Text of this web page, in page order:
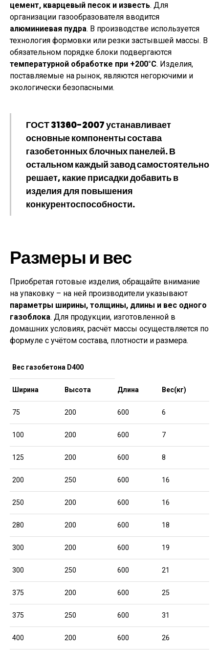
цемент, кварцевый песок и известь. Для
организации газообразователя вводится
алюминиевая пудра. В производстве используется
технология формовки или резки застывшей массы. В
обязательном порядке блоки подвергаются
температурной обработке при +200°С. Изделия,
поставляемые на рынок, являются негорючими и
экологически безопасными.
ГОСТ 31360-2007 устанавливает
основные компоненты состава
газобетонных блочных панелей. В
остальном каждый завод самостоятельно
решает, какие присадки добавить в
изделия для повышения
конкурентоспособности.
Размеры и вес
Приобретая готовые изделия, обращайте внимание
на упаковку – на ней производители указывают
параметры ширины, толщины, длины и вес одного
газоблока. Для продукции, изготовленной в
домашних условиях, расчёт массы осуществляется по
формуле с учётом состава, плотности и размера.
Вес газобетона D400
Ширина Высота Длина Вес(кг)
75 200 600 6
100 200 600 7
125 200 600 8
200 250 600 16
250 200 600 16
280 200 600 18
300 200 600 19
300 250 600 21
375 200 600 25
375 250 600 31
400 200 600 26